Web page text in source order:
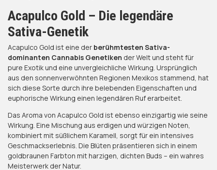
Acapulco Gold – Die legendäre
Sativa-Genetik
Acapulco Gold ist eine der berühmtesten Sativa-
dominanten Cannabis Genetiken der Welt und steht für
pure Exotik und eine unvergleichliche Wirkung. Ursprünglich
aus den sonnenverwöhnten Regionen Mexikos stammend, hat
sich diese Sorte durch ihre belebenden Eigenschaften und
euphorische Wirkung einen legendären Ruf erarbeitet.
Das Aroma von Acapulco Gold ist ebenso einzigartig wie seine
Wirkung. Eine Mischung aus erdigen und würzigen Noten,
kombiniert mit süßlichem Karamell, sorgt für ein intensives
Geschmackserlebnis. Die Blüten präsentieren sich in einem
goldbraunen Farbton mit harzigen, dichten Buds – ein wahres
Meisterwerk der Natur.